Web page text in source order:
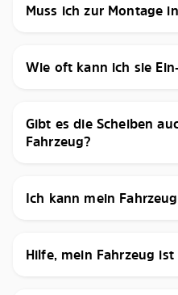
Muss ich zur Montage
Wie oft kann ich sie
Gibt es die Scheiben
Fahrzeug?
Ich kann mein
Hilfe, mein Fahrzeug ist